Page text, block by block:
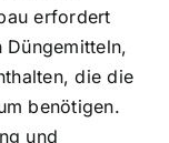
erfordert
die die
benötigen.
und